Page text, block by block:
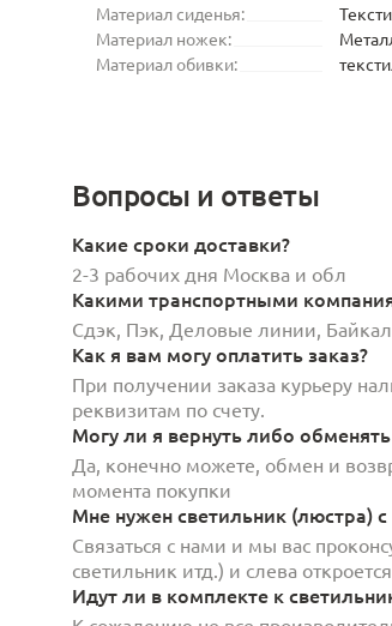
Материал сиденья:
Материал ножек:
Материал обивки:
Вопросы и ответы
Какие сроки доставки?
2-3 рабочих дня Москва и обл
Какими транспортными
Сдэк, Пэк, Деловые линии,
Как я вам могу оплатить заказ?
При получении заказа курьеру
реквизитам по счету.
Могу ли я вернуть либо
Да, конечно можете, обмен и
момента покупки
Мне нужен светильник (люстра)
Связаться с нами и мы вас
светильник итд.) и слева
Идут ли в комплекте к